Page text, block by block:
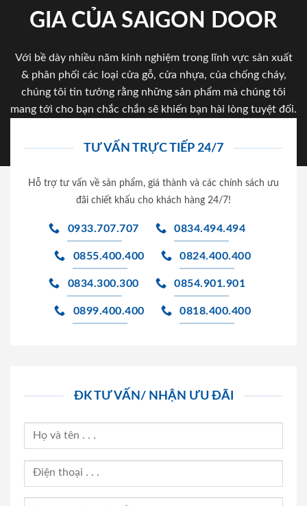
GIA CỦA SAIGON DOOR
Với bề dày nhiều năm kinh nghiệm trong lĩnh vực sản xuất
& phân phối các loại cửa gỗ, cửa nhựa, của chống cháy,
chúng tôi tin tưởng rằng những sản phẩm mà chúng tôi
mang tới cho bạn chắc chắn sẽ khiến bạn hài lòng tuyệt đối.
TƯ VẤN TRỰC TIẾP 24/7
Hỗ trợ tư vấn về sản phẩm, giá thành và các chính sách ưu
đãi chiết khấu cho khách hàng 24/7!
0933.707.707 0834.494.494
0855.400.400 0824.400.400
0834.300.300 0854.901.901
0899.400.400 0818.400.400
ĐK TƯ VẤN/ NHẬN ƯU ĐÃI